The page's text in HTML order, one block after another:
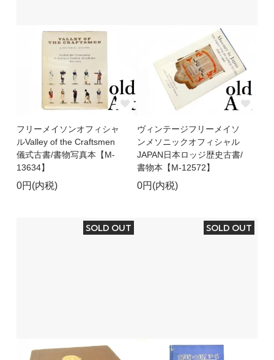
フリーメイソンオフィシャ
ルValley of the Craftsmen
儀式古書/書物写真本【M-
13634】
0円(内税)
ヴィンテージフリーメイソ
ンメソニックオフィシャル
JAPAN日本ロッジ歴史古書/
書物本【M-12572】
0円(内税)
SOLD OUT SOLD OUT